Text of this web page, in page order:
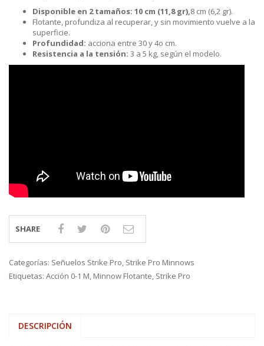
Disponible en 2 tamaños: 10 cm (11,8 gr),8 cm (6,2 gr).
Flotante, profundiza al recuperar, y sin movimiento vuelve a la
superficie.
Profundidad: acciona entre 30 y 4o cm.
Resistencia a la tensión: 3 a 5 kg, según el modelo.
SHARE
Categorías: Señuelos Strike Pro, Strike Pro Minnows
Etiquetas: Acción 0-1 M, Minnow Flotante, Strike Pro
DESCRIPCIÓN